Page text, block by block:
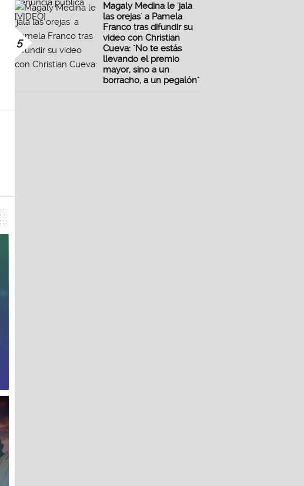
5
Magaly Medina le 'jala
las orejas' a Pamela
Franco tras difundir su
video con Christian
Cueva: "No te estás
llevando el premio
mayor, sino a un
borracho, a un pegalón"